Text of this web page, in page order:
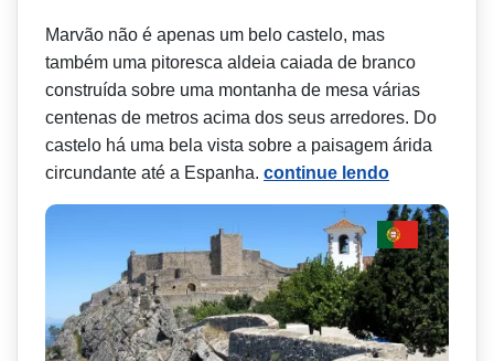
Marvão não é apenas um belo castelo, mas
também uma pitoresca aldeia caiada de branco
construída sobre uma montanha de mesa várias
centenas de metros acima dos seus arredores. Do
castelo há uma bela vista sobre a paisagem árida
circundante até a Espanha. continue lendo